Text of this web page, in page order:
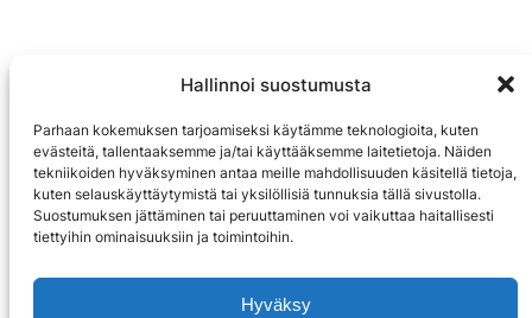
Hallinnoi suostumusta
Parhaan kokemuksen tarjoamiseksi käytämme teknologioita, kuten
evästeitä, tallentaaksemme ja/tai käyttääksemme laitetietoja. Näiden
tekniikoiden hyväksyminen antaa meille mahdollisuuden käsitellä tietoja,
kuten selauskäyttäytymistä tai yksilöllisiä tunnuksia tällä sivustolla.
Suostumuksen jättäminen tai peruuttaminen voi vaikuttaa haitallisesti
tiettyihin ominaisuuksiin ja toimintoihin.
Hyväksy